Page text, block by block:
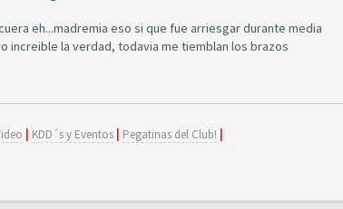
eh...madremia eso si que fue arriesgar durante media
increible la verdad, todavia me tiemblan los brazos
KDD´s y Eventos Pegatinas del Club!